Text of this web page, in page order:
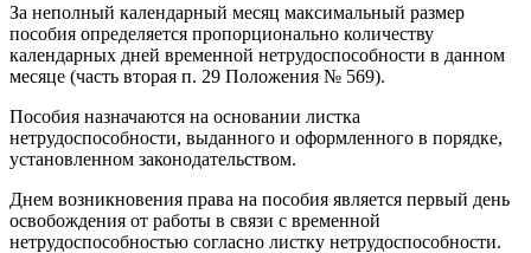
За неполный календарный месяц максимальный размер
пособия определяется пропорционально количеству
календарных дней временной нетрудоспособности в данном
месяце (часть вторая п. 29 Положения № 569).
Пособия назначаются на основании листка
нетрудоспособности, выданного и оформленного в порядке,
установленном законодательством.
Днем возникновения права на пособия является первый день
освобождения от работы в связи с временной
нетрудоспособностью согласно листку нетрудоспособности.